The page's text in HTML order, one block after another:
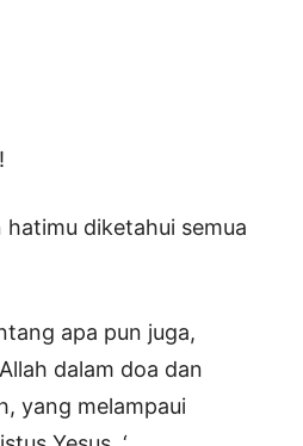
diketahui semua
apa pun juga,
dalam doa dan
yang melampaui